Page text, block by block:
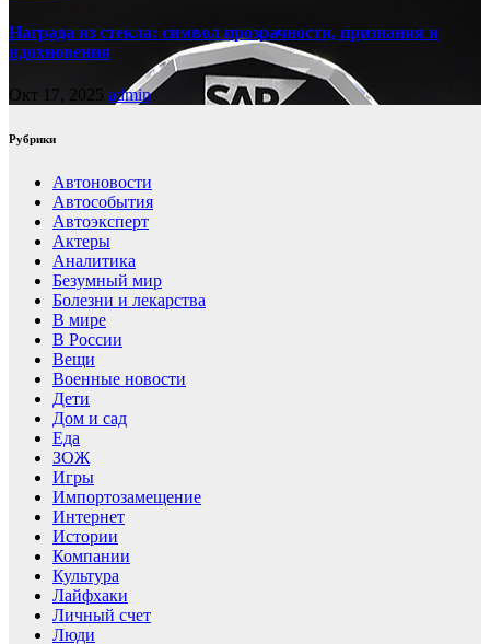
Награда из стекла: символ прозрачности, признания и
вдохновения
Окт 17, 2025 admin
Рубрики
Автоновости
Автособытия
Автоэксперт
Актеры
Аналитика
Безумный мир
Болезни и лекарства
В мире
В России
Вещи
Военные новости
Дети
Дом и сад
Еда
ЗОЖ
Игры
Импортозамещение
Интернет
Истории
Компании
Культура
Лайфхаки
Личный счет
Люди